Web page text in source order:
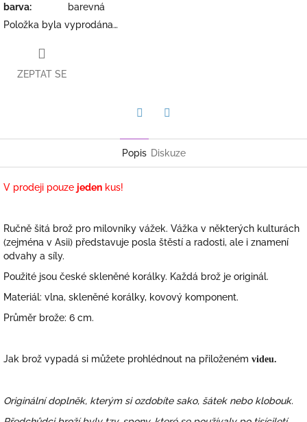
barva:
barevná
Položka byla vyprodána…
ZEPTAT SE
Popis Diskuze
V prodeji pouze jeden kus!
Ručně šitá brož pro milovníky vážek. Vážka v některých kulturách
(zejména v Asii) představuje posla štěstí a radosti, ale i znamení
odvahy a síly.
Použité jsou české skleněné korálky. Každá brož je originál.
Materiál: vlna, skleněné korálky, kovový komponent.
Průměr brože: 6 cm.
Jak brož vypadá si můžete prohlédnout na přiloženém videu.
Originální doplněk, kterým si ozdobíte sako, šátek nebo klobouk.